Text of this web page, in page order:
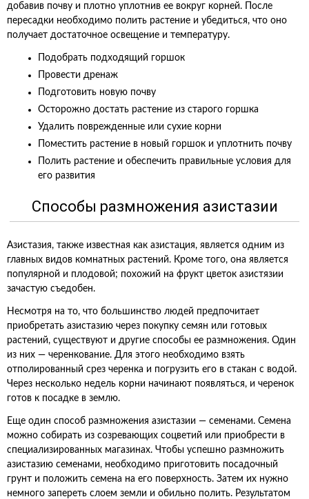
добавив почву и плотно уплотнив ее вокруг корней. После
пересадки необходимо полить растение и убедиться, что оно
получает достаточное освещение и температуру.
Подобрать подходящий горшок
Провести дренаж
Подготовить новую почву
Осторожно достать растение из старого горшка
Удалить поврежденные или сухие корни
Поместить растение в новый горшок и уплотнить почву
Полить растение и обеспечить правильные условия для
его развития
Способы размножения азистазии
Азистазия, также известная как азистация, является одним из
главных видов комнатных растений. Кроме того, она является
популярной и плодовой; похожий на фрукт цветок азистязии
зачастую съедобен.
Несмотря на то, что большинство людей предпочитает
приобретать азистазию через покупку семян или готовых
растений, существуют и другие способы ее размножения. Один
из них — черенкование. Для этого необходимо взять
отполированный срез черенка и погрузить его в стакан с водой.
Через несколько недель корни начинают появляться, и черенок
готов к посадке в землю.
Еще один способ размножения азистазии — семенами. Семена
можно собирать из созревающих соцветий или приобрести в
специализированных магазинах. Чтобы успешно размножить
азистазию семенами, необходимо приготовить посадочный
грунт и положить семена на его поверхность. Затем их нужно
немного запереть слоем земли и обильно полить. Результатом